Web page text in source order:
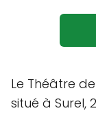
Le Théâtre
situé à Surel,